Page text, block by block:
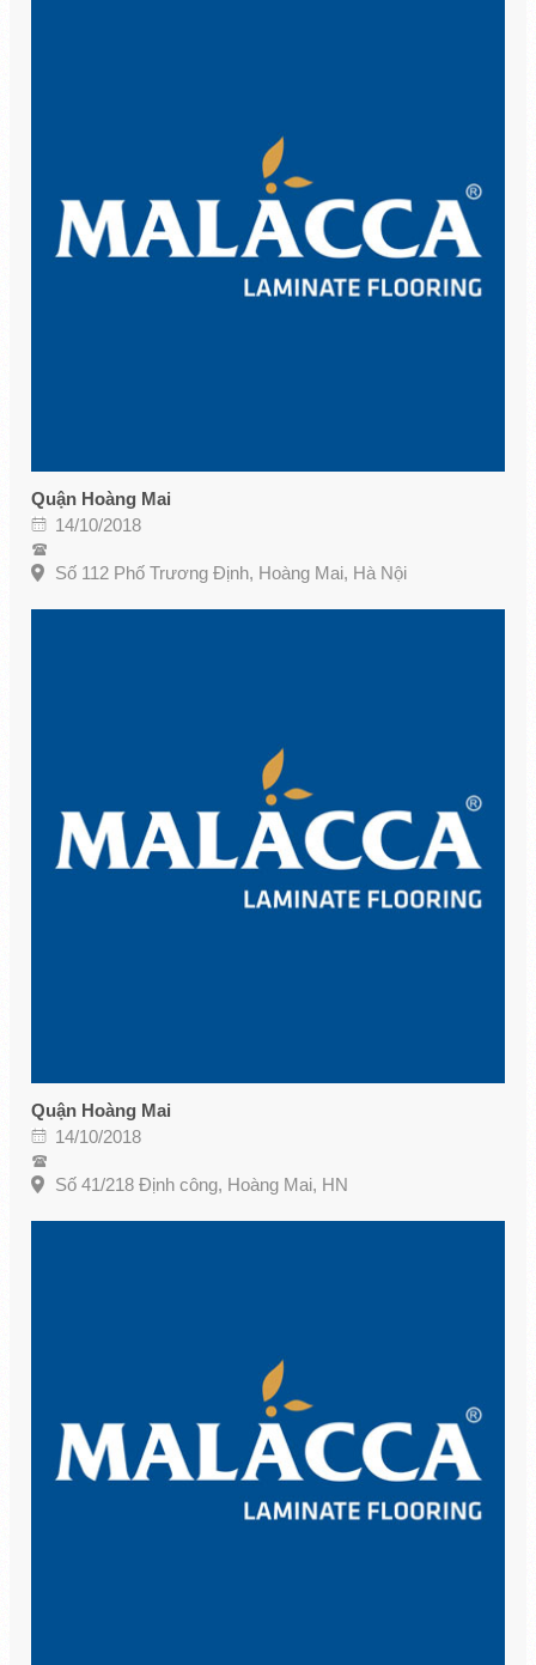
Quận Hoàng Mai
14/10/2018
Số 112 Phố Trương Định, Hoàng Mai, Hà Nội
Quận Hoàng Mai
14/10/2018
Số 41/218 Định công, Hoàng Mai, HN